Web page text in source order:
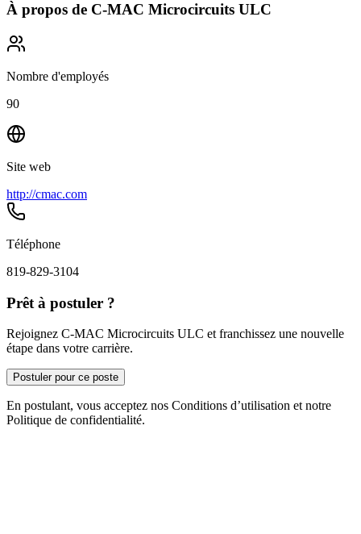
À propos de C-MAC Microcircuits ULC
Nombre d'employés
90
Site web
http://cmac.com
Téléphone
819-829-3104
Prêt à postuler ?
Rejoignez C-MAC Microcircuits ULC et franchissez une nouvelle
étape dans votre carrière.
Postuler pour ce poste
En postulant, vous acceptez nos Conditions d’utilisation et notre
Politique de confidentialité.